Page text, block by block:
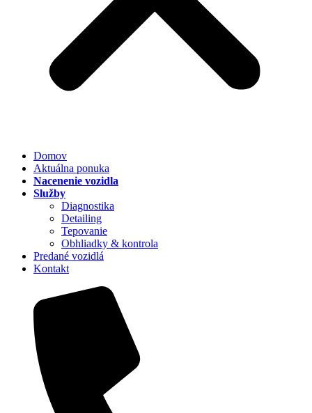
Domov
Aktuálna ponuka
Nacenenie vozidla
Služby
Diagnostika
Detailing
Tepovanie
Obhliadky & kontrola
Predané vozidlá
Kontakt